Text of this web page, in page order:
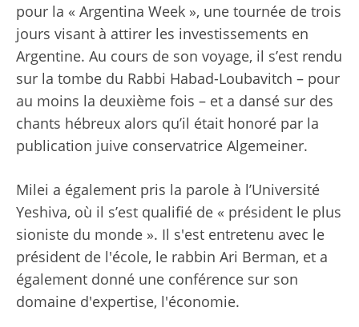
pour la « Argentina Week », une tournée de trois
jours visant à attirer les investissements en
Argentine. Au cours de son voyage, il s’est rendu
sur la tombe du Rabbi Habad-Loubavitch – pour
au moins la deuxième fois – et a dansé sur des
chants hébreux alors qu’il était honoré par la
publication juive conservatrice Algemeiner.
Milei a également pris la parole à l’Université
Yeshiva, où il s’est qualifié de « président le plus
sioniste du monde ». Il s'est entretenu avec le
président de l'école, le rabbin Ari Berman, et a
également donné une conférence sur son
domaine d'expertise, l'économie.